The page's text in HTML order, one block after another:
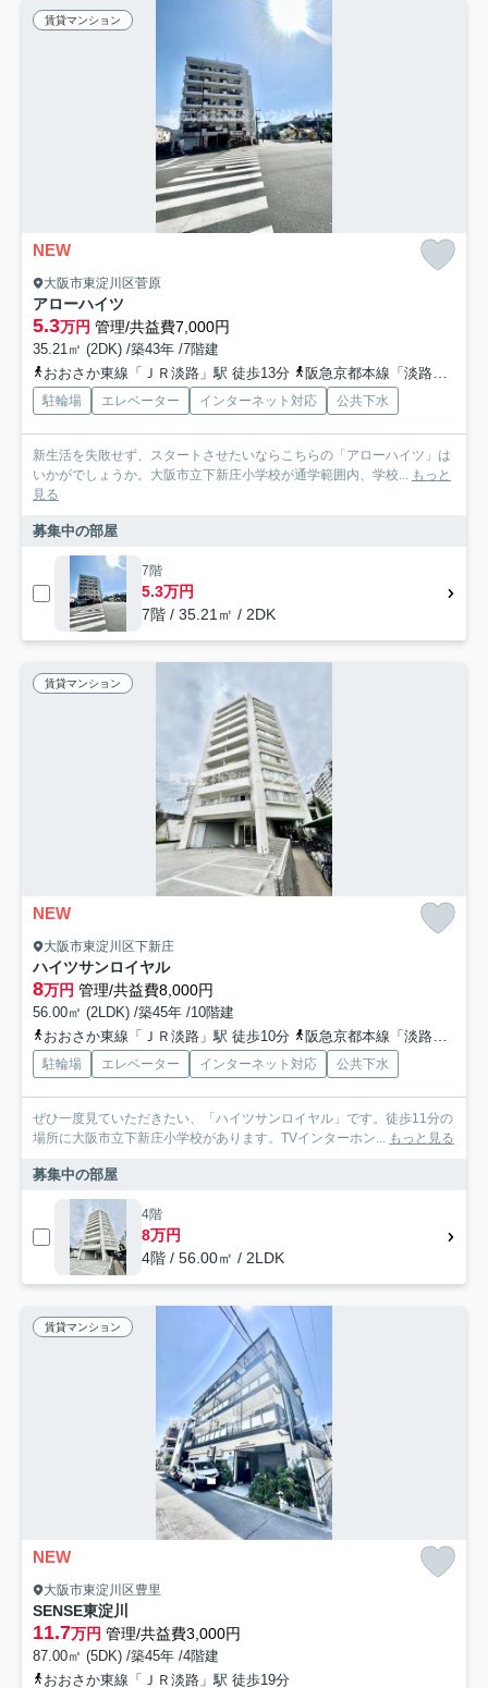
賃貸マンション
NEW
大阪市東淀川区菅原
アローハイツ
5.3万円 管理/共益費7,000円
35.21㎡ (2DK) /築43年 /7階建
おおさか東線「ＪＲ淡路」駅 徒歩13分
阪急京都本線「淡路」駅 徒歩18分
駐輪場 エレベーター インターネット対応 公共下水
新生活を失敗せず、スタートさせたいならこちらの「アローハイツ」は
いかがでしょうか。大阪市立下新庄小学校が通学範囲内、学校... もっと
見る
募集中の部屋
7階
5.3万円
7階 / 35.21㎡ / 2DK
賃貸マンション
NEW
大阪市東淀川区下新庄
ハイツサンロイヤル
8万円 管理/共益費8,000円
56.00㎡ (2LDK) /築45年 /10階建
おおさか東線「ＪＲ淡路」駅 徒歩10分
阪急京都本線「淡路」駅 徒歩16分
駐輪場 エレベーター インターネット対応 公共下水
ぜひ一度見ていただきたい、「ハイツサンロイヤル」です。徒歩11分の
場所に大阪市立下新庄小学校があります。TVインターホン... もっと見る
募集中の部屋
4階
8万円
4階 / 56.00㎡ / 2LDK
賃貸マンション
NEW
大阪市東淀川区豊里
SENSE東淀川
11.7万円 管理/共益費3,000円
87.00㎡ (5DK) /築45年 /4階建
おおさか東線「ＪＲ淡路」駅 徒歩19分